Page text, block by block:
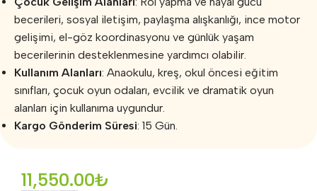
becerileri, sosyal iletişim, paylaşma alışkanlığı, ince motor
gelişimi, el-göz koordinasyonu ve günlük yaşam
becerilerinin desteklenmesine yardımcı olabilir.
Kullanım Alanları: Anaokulu, kreş, okul öncesi eğitim
sınıfları, çocuk oyun odaları, evcilik ve dramatik oyun
alanları için kullanıma uygundur.
Kargo Gönderim Süresi: 15 Gün.
11,550.00₺